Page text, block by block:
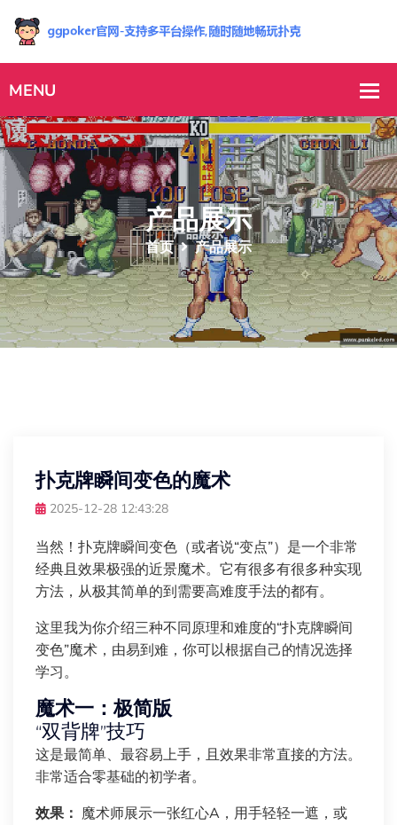
产品展示
首页 产品展示
扑克牌瞬间变色的魔术
2025-12-28 12:43:28
当然！扑克牌瞬间变色（或者说“变点”）是一个非常
经典且效果极强的近景魔术。它有很多有很多种实现
方法，从极其简单的到需要高难度手法的都有。
这里我为你介绍三种不同原理和难度的“扑克牌瞬间
变色”魔术，由易到难，你可以根据自己的情况选择
学习。
魔术一：极简版
“双背牌”技巧
这是最简单、最容易上手，且效果非常直接的方法。
非常适合零基础的初学者。
效果： 魔术师展示一张红心A，用手轻轻一遮，或